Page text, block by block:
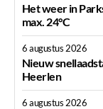
Het weer in
max. 24°C
6 augustus 2026
Nieuw
Heerlen
6 augustus 2026